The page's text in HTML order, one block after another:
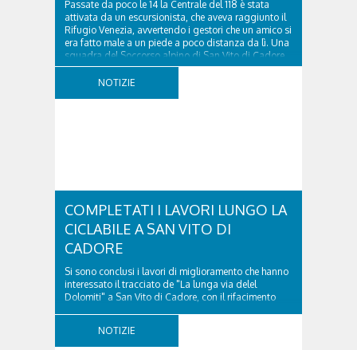
Passate da poco le 14 la Centrale del 118 è stata
attivata da un escursionista, che aveva raggiunto il
Rifugio Venezia, avvertendo i gestori che un amico si
era fatto male a un piede a poco distanza da lì. Una
squadra del Soccorso alpino di San Vito di Cadore
ha quindi raggiunto l'infortunato...
NOTIZIE
COMPLETATI I LAVORI LUNGO LA
CICLABILE A SAN VITO DI
CADORE
Si sono conclusi i lavori di miglioramento che hanno
interessato il tracciato de "La lunga via delel
Dolomiti" a San Vito di Cadore, con il rifacimento
appositi dissuasori in corrispondenza...
NOTIZIE